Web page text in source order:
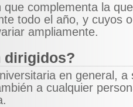
que complementa la
todo el año, y cuyos
ampliamente.
dirigidos?
en general, a
a cualquier